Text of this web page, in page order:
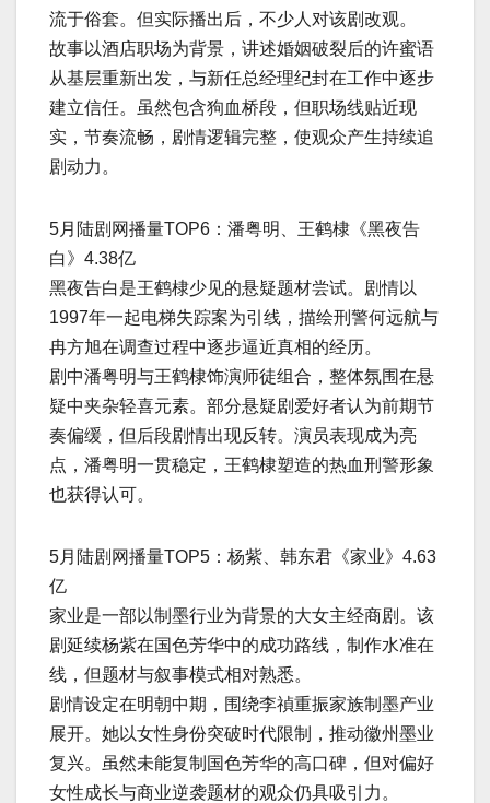
流于俗套。但实际播出后，不少人对该剧改观。
故事以酒店职场为背景，讲述婚姻破裂后的许蜜语
从基层重新出发，与新任总经理纪封在工作中逐步
建立信任。虽然包含狗血桥段，但职场线贴近现
实，节奏流畅，剧情逻辑完整，使观众产生持续追
剧动力。
5月陆剧网播量TOP6：潘粤明、王鹤棣《黑夜告
白》4.38亿
黑夜告白是王鹤棣少见的悬疑题材尝试。剧情以
1997年一起电梯失踪案为引线，描绘刑警何远航与
冉方旭在调查过程中逐步逼近真相的经历。
剧中潘粤明与王鹤棣饰演师徒组合，整体氛围在悬
疑中夹杂轻喜元素。部分悬疑剧爱好者认为前期节
奏偏缓，但后段剧情出现反转。演员表现成为亮
点，潘粤明一贯稳定，王鹤棣塑造的热血刑警形象
也获得认可。
5月陆剧网播量TOP5：杨紫、韩东君《家业》4.63
亿
家业是一部以制墨行业为背景的大女主经商剧。该
剧延续杨紫在国色芳华中的成功路线，制作水准在
线，但题材与叙事模式相对熟悉。
剧情设定在明朝中期，围绕李禎重振家族制墨产业
展开。她以女性身份突破时代限制，推动徽州墨业
复兴。虽然未能复制国色芳华的高口碑，但对偏好
女性成长与商业逆袭题材的观众仍具吸引力。